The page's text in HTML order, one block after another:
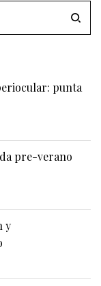
punta
pre-verano
y